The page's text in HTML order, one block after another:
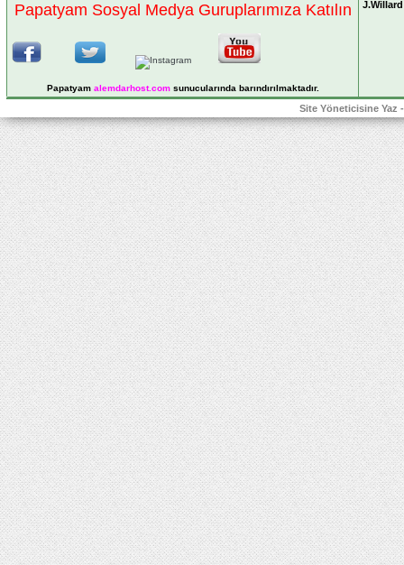
Papatyam Sosyal Medya Guruplarımıza Katılın
Papatyam alemdarhost.comsunucularında barındırılmaktadır.
Site Yöneticisine Yaz